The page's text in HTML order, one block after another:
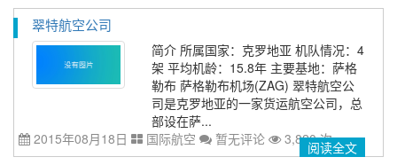
翠特航空公司
简介 所属国家：克罗地亚 机队情况：4
架 平均机龄：15.8年 主要基地：萨格
勒布 萨格勒布机场(ZAG) 翠特航空公
司是克罗地亚的一家货运航空公司，总
部设在萨...
2015年08月18日
国际航空 暂无评论 3,820 次阅读全文